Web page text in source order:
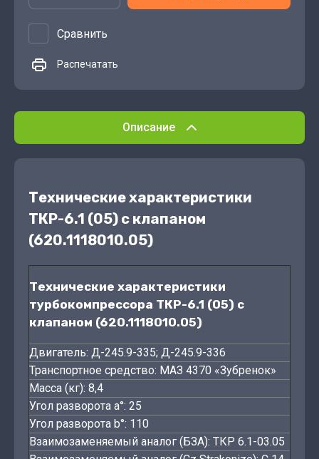
Сравнить
Распечатать
Описание
Технические характеристики
ТКР-6.1 (05) с клапаном
(620.1118010.05)
Технические характеристики
турбокомпрессора ТКР-6.1 (05) с
клапаном (620.1118010.05)
Двигатель: Д-245.9-335; Д-245.9-336
Транспортное средство: МАЗ 4370 «Зубренок»
Масса (кг): 8,4
Угол разворота а°: 25
Угол разворота b°: 110
Взаимозаменяемый аналог (БЗА): ТКР 6.1-03.05